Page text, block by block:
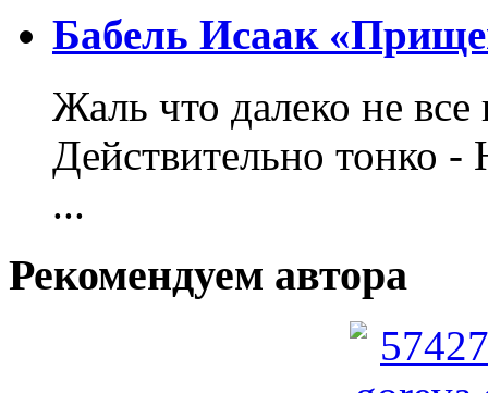
Бабель Исаак
Жаль что далеко не
Действительно тонко
...
Рекомендуем автора